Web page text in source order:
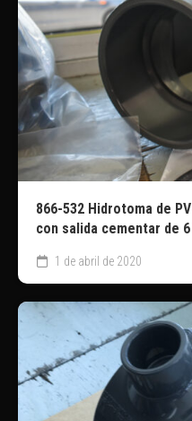
866-532 Hidrotoma de
con salida cementar de 6
1 de abril de 2020